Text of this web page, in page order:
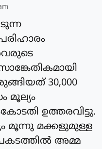
30,000
മൂല്യം
ഉത്തരവിട്ടു.
മൂന്നു മക്കളുമുള്ള
അമ്മ